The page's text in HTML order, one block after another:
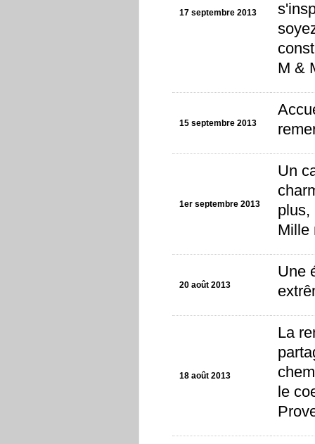
17 septembre 2013
M &
15 septembre 2013
1er septembre 2013
Un
plus,
Mille
20 août 2013
Une
18 août 2013
La
le